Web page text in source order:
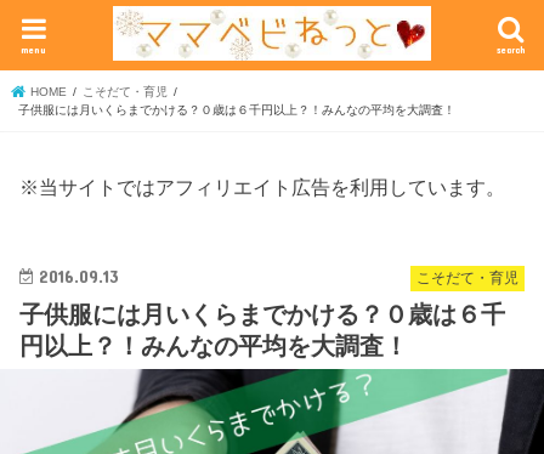
search
menu
HOME
こそだて・育児
子供服には月いくらまでかける？０歳は６千円以上？！みんなの平均を大調査！
※当サイトではアフィリエイト広告を利用しています。
こそだて・育児
2016.09.13
子供服には月いくらまでかける？０歳は６千
円以上？！みんなの平均を大調査！